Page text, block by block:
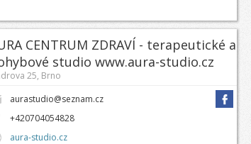
CENTRUM ZDRAVÍ - terapeutické a
studio www.aura-studio.cz
25, Brno
aurastudio@seznam.cz
+420704054828
aura-studio.cz